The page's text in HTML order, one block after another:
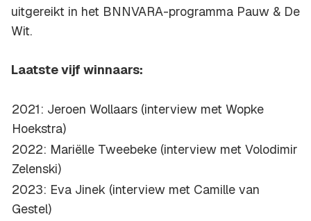
uitgereikt in het BNNVARA-programma Pauw & De
Wit.
Laatste vijf winnaars:
2021: Jeroen Wollaars (interview met Wopke
Hoekstra)
2022: Mariëlle Tweebeke (interview met Volodimir
Zelenski)
2023: Eva Jinek (interview met Camille van
Gestel)